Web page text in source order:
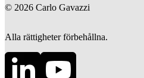
© 2026 Carlo Gavazzi
Alla rättigheter förbehållna.